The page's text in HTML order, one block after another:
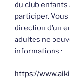
du club enfants
participer.
direction d’un
adultes ne
informations :
https://